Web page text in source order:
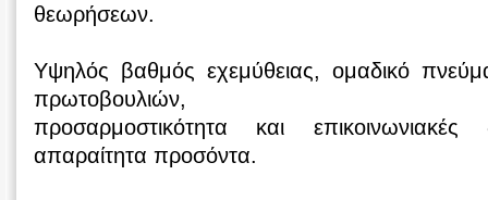
θεωρήσεων.
Υψηλός βαθμός εχεμύθειας, ομαδικό
πρωτοβουλιών,
προσαρμοστικότητα και επικοινωνιακές
απαραίτητα προσόντα.